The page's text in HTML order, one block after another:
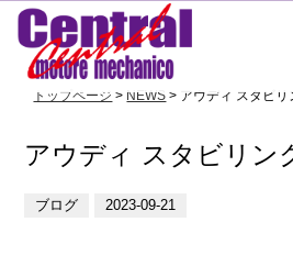
トップページ > NEWS > アウディ スタビリ
アウディ スタビリン
ブログ 2023-09-21